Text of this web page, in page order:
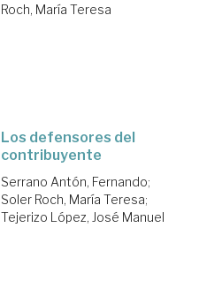
Roch, María Teresa
Los defensores del
contribuyente
Serrano Antón, Fernando;
Soler Roch, María Teresa;
Tejerizo López, José Manuel